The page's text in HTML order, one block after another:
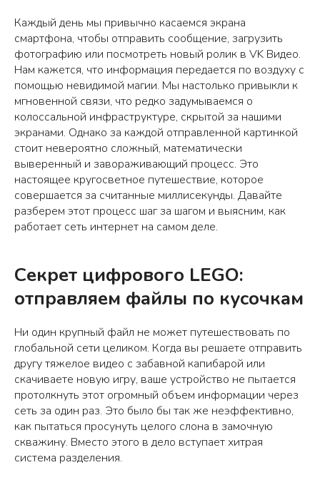
Каждый день мы привычно касаемся экрана
смартфона, чтобы отправить сообщение, загрузить
фотографию или посмотреть новый ролик в VK Видео.
Нам кажется, что информация передается по воздуху с
помощью невидимой магии. Мы настолько привыкли к
мгновенной связи, что редко задумываемся о
колоссальной инфраструктуре, скрытой за нашими
экранами. Однако за каждой отправленной картинкой
стоит невероятно сложный, математически
выверенный и завораживающий процесс. Это
настоящее кругосветное путешествие, которое
совершается за считанные миллисекунды. Давайте
разберем этот процесс шаг за шагом и выясним, как
работает сеть интернет на самом деле.
Секрет цифрового LEGO:
отправляем файлы по кусочкам
Ни один крупный файл не может путешествовать по
глобальной сети целиком. Когда вы решаете отправить
другу тяжелое видео с забавной капибарой или
скачиваете новую игру, ваше устройство не пытается
протолкнуть этот огромный объем информации через
сеть за один раз. Это было бы так же неэффективно,
как пытаться просунуть целого слона в замочную
скважину. Вместо этого в дело вступает хитрая
система разделения.